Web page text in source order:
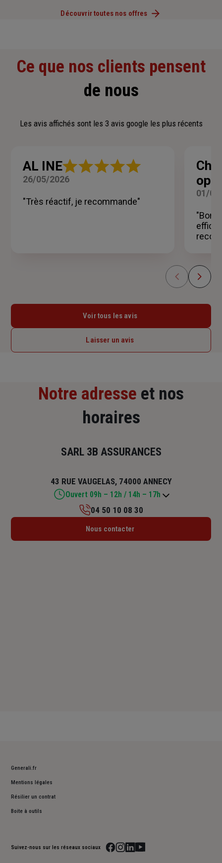
Découvrir toutes nos offres
Ce que nos clients pensent
de nous
Les avis affichés sont les 3 avis google les plus récents
AL INENote
5
5
étoiles
26/05/2026
"Très réactif, je recommande"
01/
Voir tous les avis
Laisser un avis
Notre adresse et nos
horaires
SARL 3B ASSURANCES
43 RUE VAUGELAS, 74000 ANNECY
Ouvert 09h – 12h / 14h – 17h
Lundi : 09h – 12h / 14h – 17h
04 50 10 08 30
Nous contacter
Generali.fr
Mentions légales
Résilier un contrat
Boite à outils
Suivez-nous sur les réseaux sociaux